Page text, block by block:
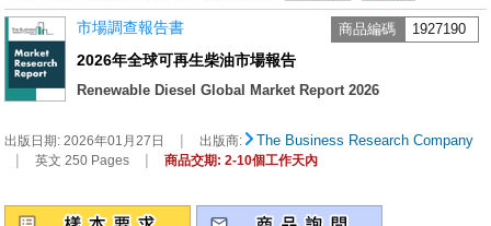
市場調查報告書 商品編碼 1927190
2026年全球可再生柴油市場報告
Renewable Diesel Global Market Report 2026
出版日期:2026年01月27日 | 出版商: The Business Research Company
| 英文 250 Pages | 商品交期: 2-10個工作天內